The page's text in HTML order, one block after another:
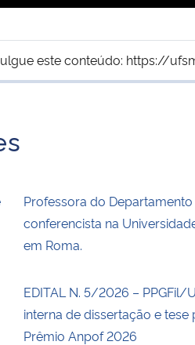
este conteúdo: https://
Professora do
conferencista na Universidade
em Roma.
EDITAL N. 5/2026 – PPGFil/
interna de dissertação e tese
Prêmio Anpof 2026